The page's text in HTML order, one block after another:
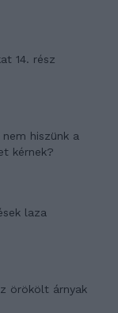
14. rész
hiszünk a
kérnek?
laza
örökölt árnyak